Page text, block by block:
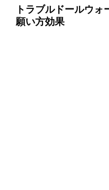
トラブルドールウ
願い方効果